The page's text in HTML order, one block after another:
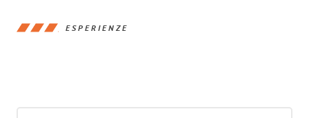
ESPERIENZE